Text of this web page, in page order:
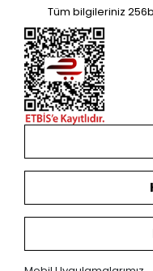
Tüm bilgileriniz